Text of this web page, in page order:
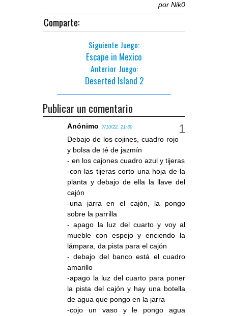
por Nik0
Comparte:
Siguiente Juego:
Escape in Mexico
Anterior Juego:
Deserted Island 2
Publicar un comentario
Anónimo 7/10/22, 21:30
Debajo de los cojines, cuadro rojo
y bolsa de té de jazmín
- en los cajones cuadro azul y tijeras
-con las tijeras corto una hoja de la
planta y debajo de ella la llave del
cajón
-una jarra en el cajón, la pongo
sobre la parrilla
- apago la luz del cuarto y voy al
mueble con espejo y enciendo la
lámpara, da pista para el cajón
- debajo del banco está el cuadro
amarillo
-apago la luz del cuarto para poner
la pista del cajón y hay una botella
de agua que pongo en la jarra
-cojo un vaso y le pongo agua